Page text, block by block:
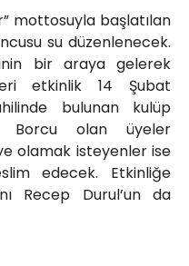
mottosuyla başlatılan
su düzenlenecek.
bir araya gelerek
etkinlik 14 Şubat
bulunan kulüp
Borcu olan üyeler
olamak isteyenler ise
edecek. Etkinliğe
Recep Durul’un da